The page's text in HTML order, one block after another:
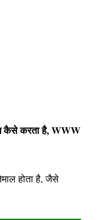
कैसे करता है, WWW
होता है, जैसे